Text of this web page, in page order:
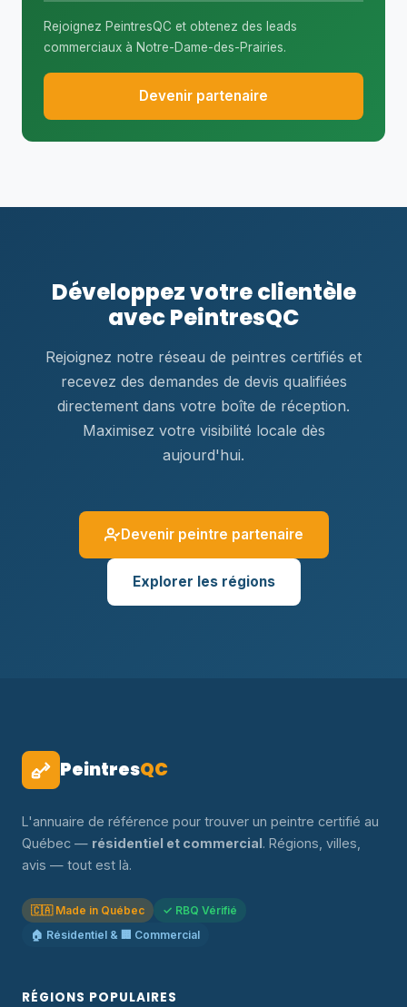
Rejoignez PeintresQC et obtenez des leads
commerciaux à Notre-Dame-des-Prairies.
Devenir partenaire
Développez votre clientèle
avec PeintresQC
Rejoignez notre réseau de peintres certifiés et
recevez des demandes de devis qualifiées
directement dans votre boîte de réception.
Maximisez votre visibilité locale dès
aujourd'hui.
Devenir peintre partenaire
Explorer les régions
PeintresQC
L'annuaire de référence pour trouver un peintre certifié au
Québec — résidentiel et commercial. Régions, villes,
avis — tout est là.
🇨🇦 Made in Québec
✓ RBQ Vérifié
🏠 Résidentiel & 🏢 Commercial
RÉGIONS POPULAIRES